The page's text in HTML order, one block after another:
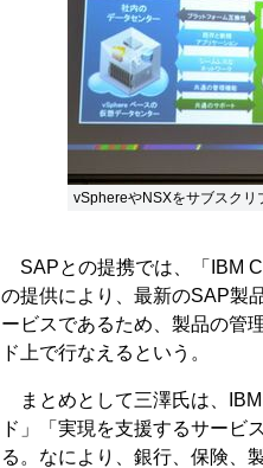
vSphereやNSXをサブスクリ
SAPとの提携では、「IBM
の提供により、最新のSAP製
ービスであるため、製品の管
ド上で行なえるという。
まとめとして三澤氏は、
ド」「実現を支援するサービ
る。なにより、銀行、保険、